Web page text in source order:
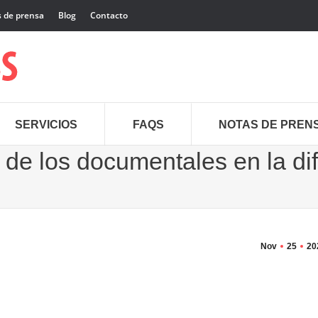
de prensa Blog Contacto
SERVICIOS FAQS NOTAS DE
los documentales en la
Nov 25